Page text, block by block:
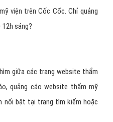
thời gian, khu vực bạn muốn
viện trên Cốc Cốc. Chỉ quảng
giữa các trang website thẩm
quảng cáo website thẩm mỹ
nổi bật tại trang tìm kiếm hoặc